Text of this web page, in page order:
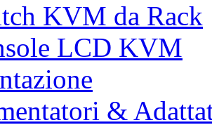
KVM da Rack
LCD KVM
&